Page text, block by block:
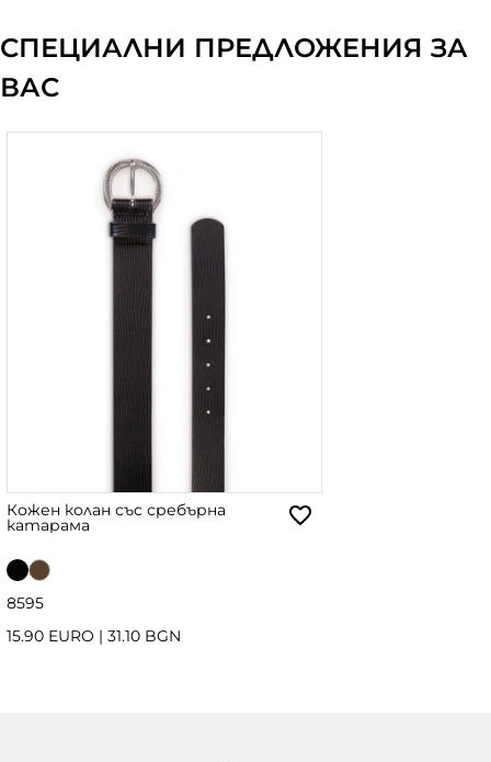
СПЕЦИАЛНИ ПРЕДЛОЖЕНИЯ ЗА
ВАС
Кожен колан със сребърна
катарама
8595
15.90 EURO | 31.10 BGN